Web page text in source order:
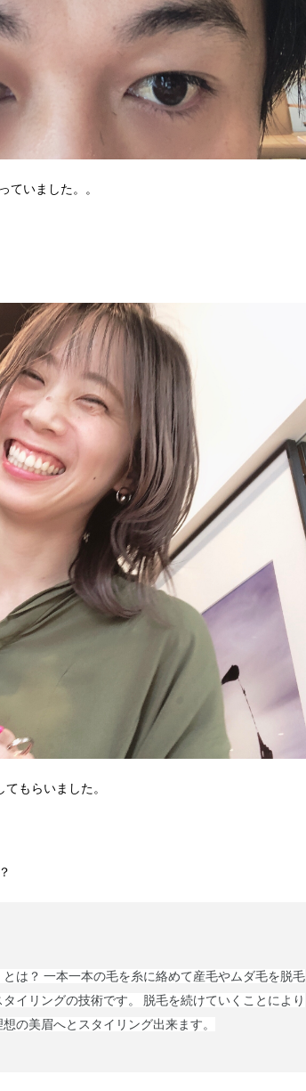
ていました。。
もらいました。
とは？ 一本一本の毛を糸に絡めて産毛やムダ毛を脱毛
イリングの技術です。
脱毛を続けていくことにより
の美眉へとスタイリング出来ます。